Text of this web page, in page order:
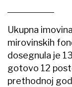
Ukupna
mirovinskih
dosegnula je
gotovo 12
prethodnoj